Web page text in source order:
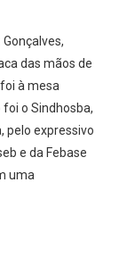
das mãos de
à mesa
o Sindhosba,
pelo expressivo
e da Febase
uma